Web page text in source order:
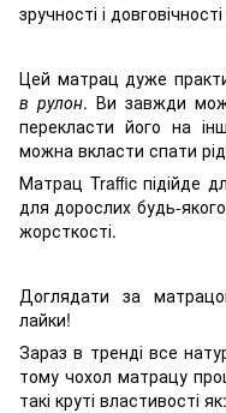
зручності і
Цей матрац дуже
в рулон. Ви завжди
перекласти його на
можна вкласти спати
Матрац Traffic підійде
для дорослих будь-
жорсткості.
Доглядати за
лайки!
Зараз в тренді все
тому чохол матрацу
такі круті властивості як: